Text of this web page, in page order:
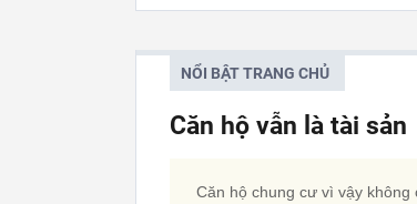
NỔI BẬT TRANG CHỦ
Căn hộ vẫn là tài sản
Căn hộ chung cư vì vậy không